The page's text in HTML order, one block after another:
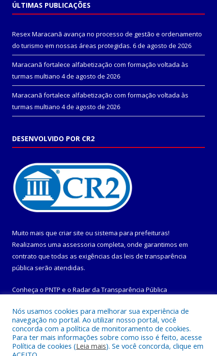
ÚLTIMAS PUBLICAÇÕES
Resex Maracanã avança no processo de gestão e ordenamento
do turismo em nossas áreas protegidas. 6 de agosto de 2026
Maracanã fortalece alfabetização com formação voltada às
turmas multiano 4 de agosto de 2026
Maracanã fortalece alfabetização com formação voltada às
turmas multiano 4 de agosto de 2026
DESENVOLVIDO POR CR2
Muito mais que criar site ou sistema para prefeituras!
Realizamos uma assessoria completa, onde garantimos em
contrato que todas as exigências das leis de transparência
pública serão atendidas.
Conheça o PNTP e o Radar da Transparência Pública
Todos os direitos reservados a Prefeitura Municipal de
Maracanã.
Nós usamos cookies para melhorar sua experiência de
navegação no portal. Ao utilizar nosso portal, você
concorda com a política de monitoramento de cookies.
Para ter mais informações sobre como isso é feito, acesse
Política de cookies (Leia mais). Se você concorda, clique em